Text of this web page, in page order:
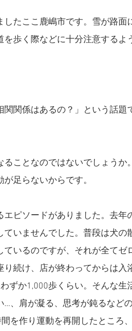
たここ鹿嶋市です。雪が路面
歩く際などに十分注意するよ
関係はあるの？」という話題
ことなのではないでしょうか
足らないからです。
ピソードがありました。去年
いませんでした。普段は犬の
いるのですが、それが全てゼ
続け、店が終わってからは入
ずか1,000歩くらい。そんな生
、肩が凝る、思考が鈍るなど
を作り運動を再開したところ